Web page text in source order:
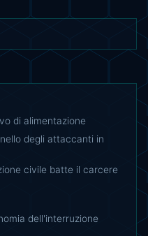
di alimentazione
degli attaccanti in
civile batte il carcere
dell'interruzione